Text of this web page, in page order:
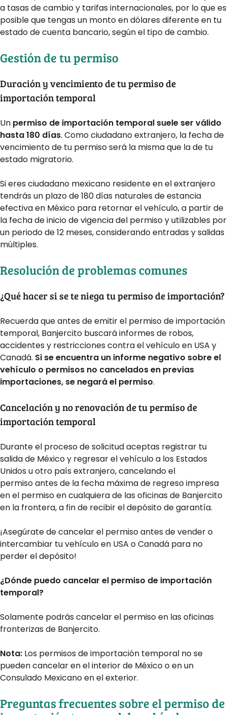
a tasas de cambio y tarifas internacionales, por lo que es
posible que tengas un monto en dólares diferente en tu
estado de cuenta bancario, según el tipo de cambio.
Gestión de tu permiso
Duración y vencimiento de tu permiso de
importación temporal
Un permiso de importación temporal suele ser válido
hasta 180 días. Como ciudadano extranjero, la fecha de
vencimiento de tu permiso será la misma que la de tu
estado migratorio.
Si eres ciudadano mexicano residente en el extranjero
tendrás un plazo de 180 días naturales de estancia
efectiva en México para retornar el vehículo, a partir de
la fecha de inicio de vigencia del permiso y utilizables por
un periodo de 12 meses, considerando entradas y salidas
múltiples.
Resolución de problemas comunes
¿Qué hacer si se te niega tu permiso de importación?
Recuerda que antes de emitir el permiso de importación
temporal, Banjercito buscará informes de robos,
accidentes y restricciones contra el vehículo en USA y
Canadá. Si se encuentra un informe negativo sobre el
vehículo o permisos no cancelados en previas
importaciones, se negará el permiso.
Cancelación y no renovación de tu permiso de
importación temporal
Durante el proceso de solicitud aceptas registrar tu
salida de México y regresar el vehículo a los Estados
Unidos u otro país extranjero, cancelando el
permiso antes de la fecha máxima de regreso impresa
en el permiso en cualquiera de las oficinas de Banjercito
en la frontera, a fin de recibir el depósito de garantía.
¡Asegúrate de cancelar el permiso antes de vender o
intercambiar tu vehículo en USA o Canadá para no
perder el depósito!
¿Dónde puedo cancelar el permiso de importación
temporal?
Solamente podrás cancelar el permiso en las oficinas
fronterizas de Banjercito.
Nota: Los permisos de importación temporal no se
pueden cancelar en el interior de México o en un
Consulado Mexicano en el exterior.
Preguntas frecuentes sobre el permiso de